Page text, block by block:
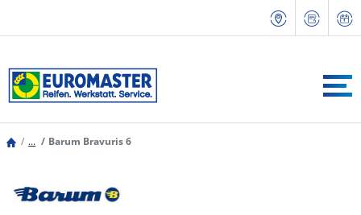
... Barum Bravuris 6